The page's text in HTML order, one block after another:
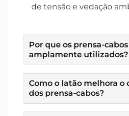
de tensão e vedação
Por que os prensa-
amplamente utilizados?
Como o latão melhora o
dos prensa-cabos?